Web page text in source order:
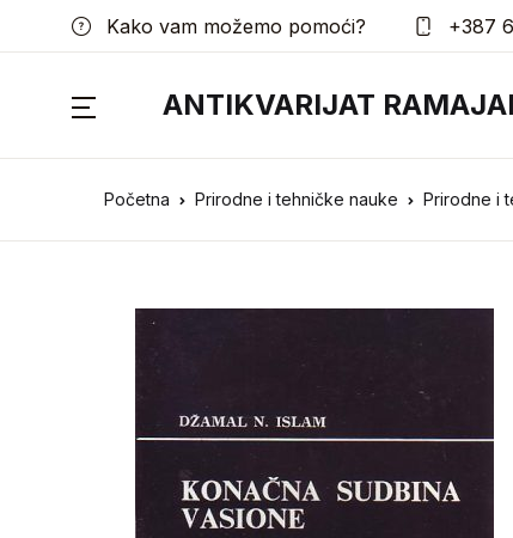
Kako vam možemo pomoći? +387
ANTIKVARIJAT
Početna Prirodne i tehničke nauke Prirodne i